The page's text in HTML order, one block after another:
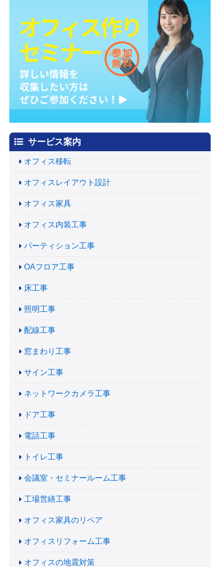
サービス案内
オフィス移転
オフィスレイアウト設計
オフィス家具
オフィス内装工事
パーティション工事
OAフロア工事
床工事
照明工事
配線工事
窓まわり工事
サイン工事
ネットワークカメラ工事
ドア工事
電話工事
トイレ工事
会議室・セミナールーム工事
工場営繕工事
オフィス家具のリペア
オフィスリフォーム工事
オフィスの地震対策